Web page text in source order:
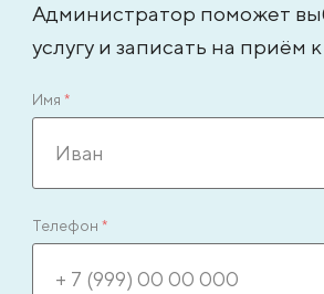
Администратор поможет
услугу и записать на приём
Имя *
Телефон *